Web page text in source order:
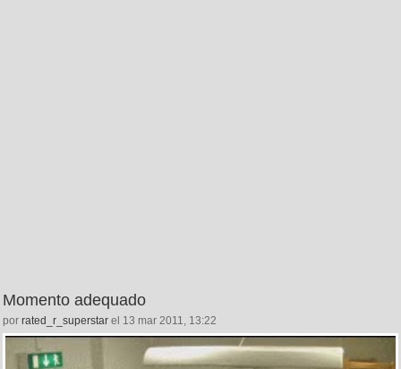
Momento adequado
por rated_r_superstar el 13 mar 2011, 13:22